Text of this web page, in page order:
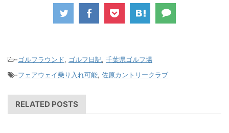
-ゴルフラウンド, ゴルフ日記, 千葉県ゴルフ場
-フェアウェイ乗り入れ可能, 佐原カントリークラブ
RELATED POSTS